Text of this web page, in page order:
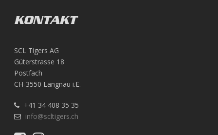
KONTAKT
SCL Tigers AG
Güterstrasse 18
Postfach
CH-3550 Langnau i.E.
+41 34 408 35 35
info@scltigers.ch